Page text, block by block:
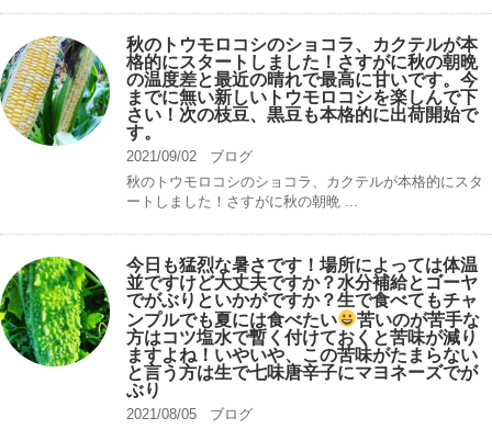
秋のトウモロコシのショコラ、カクテルが本
格的にスタートしました！さすがに秋の朝晩
の温度差と最近の晴れで最高に甘いです。今
までに無い新しいトウモロコシを楽しんで下
さい！次の枝豆、黒豆も本格的に出荷開始で
す。
2021/09/02
ブログ
秋のトウモロコシのショコラ、カクテルが本格的にスタ
ートしました！さすがに秋の朝晩 ...
今日も猛烈な暑さです！場所によっては体温
並ですけど大丈夫ですか？水分補給とゴーヤ
でがぶりといかがですか？生で食べてもチャ
ンプルでも夏には食べたい
苦いのが苦手な
方はコツ塩水で暫く付けておくと苦味が減り
ますよね！いやいや、この苦味がたまらない
と言う方は生で七味唐辛子にマヨネーズでが
ぶり
2021/08/05
ブログ